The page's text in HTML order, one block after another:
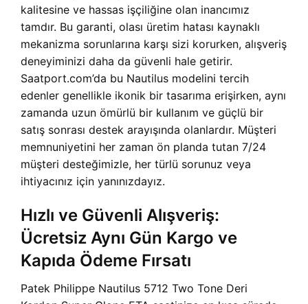
kalitesine ve hassas işçiliğine olan inancımız
tamdır. Bu garanti, olası üretim hatası kaynaklı
mekanizma sorunlarına karşı sizi korurken, alışveriş
deneyiminizi daha da güvenli hale getirir.
Saatport.com’da bu Nautilus modelini tercih
edenler genellikle ikonik bir tasarıma erişirken, aynı
zamanda uzun ömürlü bir kullanım ve güçlü bir
satış sonrası destek arayışında olanlardır. Müşteri
memnuniyetini her zaman ön planda tutan 7/24
müşteri desteğimizle, her türlü sorunuz veya
ihtiyacınız için yanınızdayız.
Hızlı ve Güvenli Alışveriş:
Ücretsiz Aynı Gün Kargo ve
Kapıda Ödeme Fırsatı
Patek Philippe Nautilus 5712 Two Tone Deri